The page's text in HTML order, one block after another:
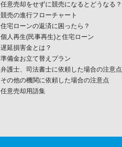
任意売却をせずに競売になるとどうなる？
競売の進行フローチャート
住宅ローンの返済に困ったら？
個人再生(民事再生)と住宅ローン
遅延損害金とは？
準備金お立て替えプラン
弁護士、司法書士に依頼した場合の注意点
その他の機関に依頼した場合の注意点
任意売却用語集